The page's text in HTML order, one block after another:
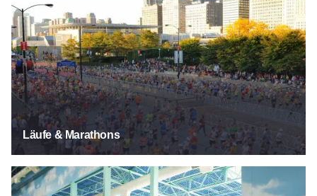
Läufe & Marathons
Schwimmbäder